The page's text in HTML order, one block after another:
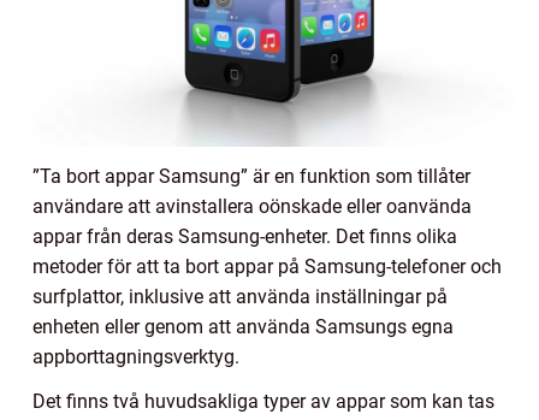
”Ta bort appar Samsung” är en funktion som tillåter
användare att avinstallera oönskade eller oanvända
appar från deras Samsung-enheter. Det finns olika
metoder för att ta bort appar på Samsung-telefoner och
surfplattor, inklusive att använda inställningar på
enheten eller genom att använda Samsungs egna
appborttagningsverktyg.
Det finns två huvudsakliga typer av appar som kan tas